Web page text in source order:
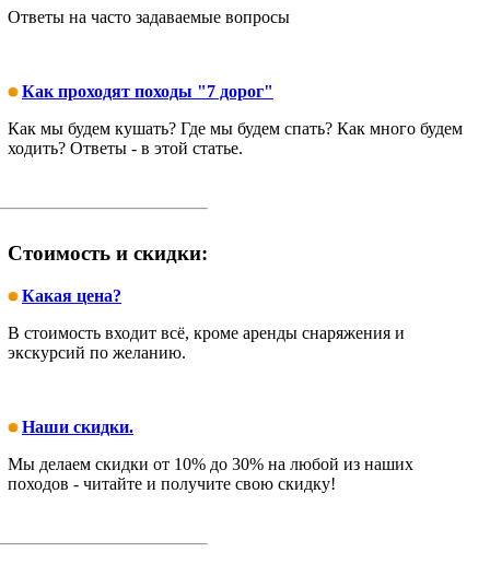
Ответы на часто задаваемые вопросы
Как проходят походы "7 дорог"
Как мы будем кушать? Где мы будем спать? Как много будем
ходить? Ответы - в этой статье.
Стоимость и скидки:
Какая цена?
В стоимость входит всё, кроме аренды снаряжения и
экскурсий по желанию.
Наши скидки.
Мы делаем скидки от 10% до 30% на любой из наших
походов - читайте и получите свою скидку!